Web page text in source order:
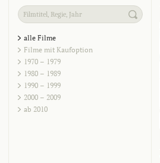
alle Filme
Filme mit Kaufoption
1970 – 1979
1980 – 1989
1990 – 1999
2000 – 2009
ab 2010